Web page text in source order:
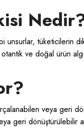
unsurlar, tüketicilerin
ve doğal ürün
veya geri
geri